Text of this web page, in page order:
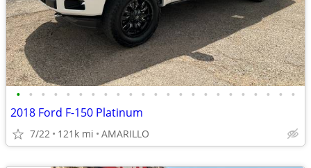
• • • • • • • • • • • • • • • • • • • • • • •
2018 Ford F-150 Platinum
7/22 121k mi AMARILLO